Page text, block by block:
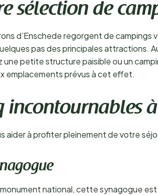
sélection de
d’Enschede regorgent de campings
pas des principales attractions.
une petite structure paisible ou un
emplacements prévus à cet effet.
incontournables
aider à profiter pleinement de votre
national, cette synagogue est